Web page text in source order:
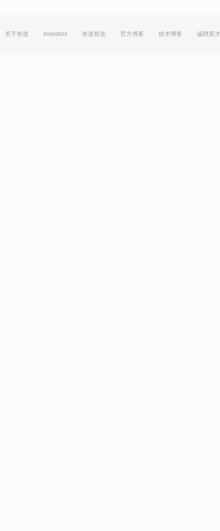
关于有道 Investors 有道智选 官方博客 技术博客 诚聘英才